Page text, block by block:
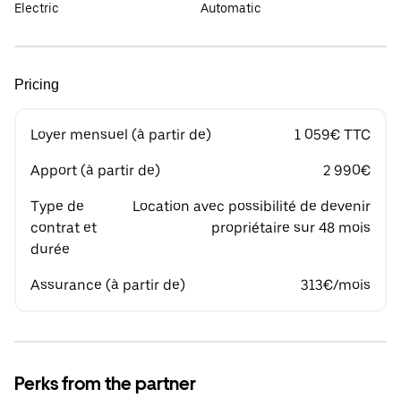
Electric
Automatic
Pricing
Loyer mensuel (à partir de) 1 059€ TTC
Apport (à partir de) 2 990€
Type de
contrat et
durée
Location avec possibilité de devenir
propriétaire sur 48 mois
Assurance (à partir de) 313€/mois
Perks from the partner